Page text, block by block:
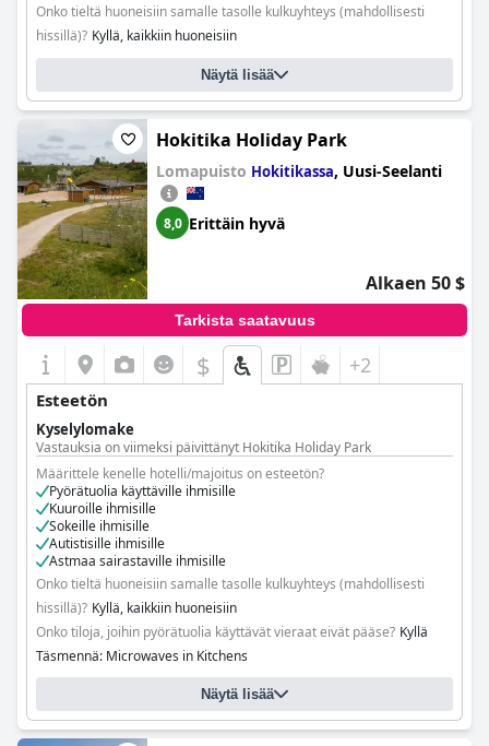
Onko tieltä huoneisiin samalle tasolle kulkuyhteys (mahdollisesti
hissillä)? Kyllä, kaikkiin huoneisiin
Täsmennä: the accommodation is built in one level without steps
Onko tiloja, joihin pyörätuolia käyttävät vieraat eivät pääse?
Näytä lisää
Hokitika Holiday Park
Lomapuisto Hokitikassa, Uusi-Seelanti
8,0 Erittäin hyvä
Alkaen 50 $
Tarkista saatavuus
$ +2
Esteetön
Kyselylomake
Vastauksia on viimeksi päivittänyt Hokitika Holiday Park
Määrittele kenelle hotelli/majoitus on esteetön?
Pyörätuolia käyttäville ihmisille
Kuuroille ihmisille
Sokeille ihmisille
Autistisille ihmisille
Astmaa sairastaville ihmisille
Onko tieltä huoneisiin samalle tasolle kulkuyhteys (mahdollisesti
hissillä)? Kyllä, kaikkiin huoneisiin
Onko tiloja, joihin pyörätuolia käyttävät vieraat eivät pääse? Kyllä
Täsmennä: Microwaves in Kitchens
Näytä lisää